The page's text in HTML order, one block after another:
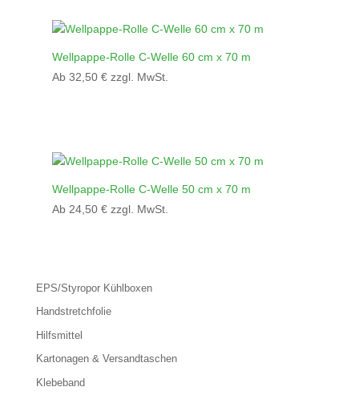
Wellpappe-Rolle C-Welle 60 cm x 70 m
Ab 32,50 € zzgl. MwSt.
Wellpappe-Rolle C-Welle 50 cm x 70 m
Ab 24,50 € zzgl. MwSt.
EPS/Styropor Kühlboxen
Handstretchfolie
Hilfsmittel
Kartonagen & Versandtaschen
Klebeband